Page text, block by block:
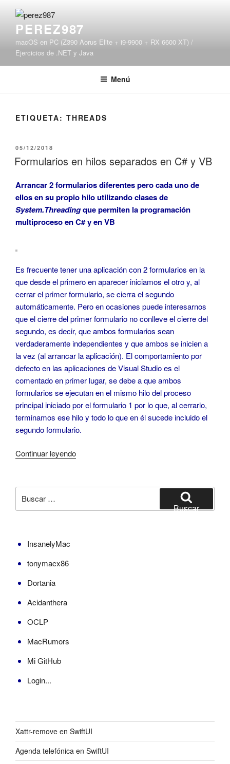
contenidoPEREZ987
macOS en PC (Z390 Aorus Elite + i9-9900 + RX 6600 XT) /
Ejercicios de .NET y Java
Menú
ETIQUETA: THREADS
PUBLICADO
EL
05/12/2018
Formularios en hilos separados en C# y VB
Arrancar 2 formularios diferentes pero cada uno de
ellos en su propio hilo utilizando clases de
System.Threadingque permiten la programación
multiproceso en C# y en VB
Es frecuente tener una aplicación con 2 formularios en la
que desde el primero en aparecer iniciamos el otro y, al
cerrar el primer formulario, se cierra el segundo
automáticamente. Pero en ocasiones puede interesarnos
que el cierre del primer formulario no conlleve el cierre del
segundo, es decir, que ambos formularios sean
verdaderamente independientes y que ambos se inicien a
la vez (al arrancar la aplicación). El comportamiento por
defecto en las aplicaciones de Visual Studio es el
comentado en primer lugar, se debe a que ambos
formularios se ejecutan en el mismo hilo del proceso
principal iniciado por el formulario 1 por lo que, al cerrarlo,
terminamos ese hilo y todo lo que en él sucede incluido el
segundo formulario.
Continuar leyendo«Formularios
separados
C#
por:
Buscar
InsanelyMac
tonymacx86
Dortania
Acidanthera
OCLP
MacRumors
Mi GitHub
Login...
Xattr-remove en SwiftUI
Agenda telefónica en SwiftUI